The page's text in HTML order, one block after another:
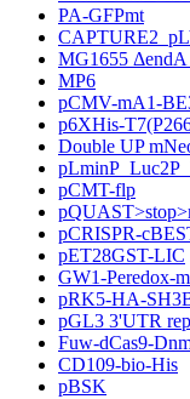
PA-GFPmt
MG1655
MP6
pCMV-mA1-
p6XHis-
Double UP
pCMT-flp
pCRISPR-
pET28GST-LIC
GW1-Peredox-
pRK5-HA-
pGL3 3'UTR
Fuw-dCas9-
CD109-bio-His
pBSK